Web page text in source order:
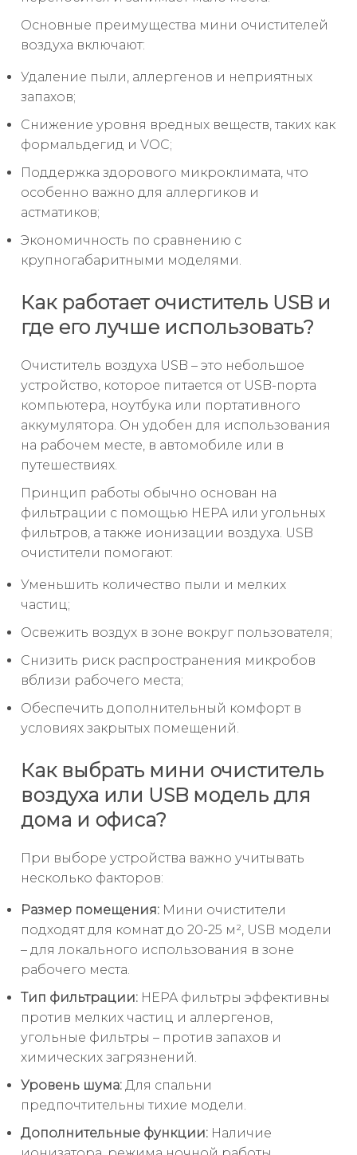
Основные преимущества мини очистителей
воздуха включают:
Удаление пыли, аллергенов и неприятных
запахов;
Снижение уровня вредных веществ, таких как
формальдегид и VOC;
Поддержка здорового микроклимата, что
особенно важно для аллергиков и
астматиков;
Экономичность по сравнению с
крупногабаритными моделями.
Как работает очиститель USB и
где его лучше использовать?
Очиститель воздуха USB – это небольшое
устройство, которое питается от USB-порта
компьютера, ноутбука или портативного
аккумулятора. Он удобен для использования
на рабочем месте, в автомобиле или в
путешествиях.
Принцип работы обычно основан на
фильтрации с помощью HEPA или угольных
фильтров, а также ионизации воздуха. USB
очистители помогают:
Уменьшить количество пыли и мелких
частиц;
Освежить воздух в зоне вокруг пользователя;
Снизить риск распространения микробов
вблизи рабочего места;
Обеспечить дополнительный комфорт в
условиях закрытых помещений.
Как выбрать мини очиститель
воздуха или USB модель для
дома и офиса?
При выборе устройства важно учитывать
несколько факторов:
Размер помещения: Мини очистители
подходят для комнат до 20-25 м², USB модели
– для локального использования в зоне
рабочего места.
Тип фильтрации: HEPA фильтры эффективны
против мелких частиц и аллергенов,
угольные фильтры – против запахов и
химических загрязнений.
Уровень шума: Для спальни
предпочтительны тихие модели.
Дополнительные функции: Наличие